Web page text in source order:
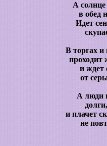
А
в обед
Идет
В торгах
проходит
и ждет
от
А люди
и плачет
не